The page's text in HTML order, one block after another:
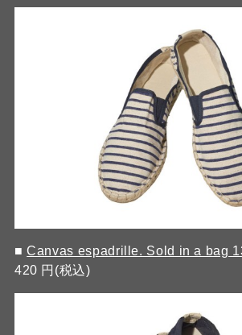
■Canvas espadrille. Sold in a bag
420 円(税込)